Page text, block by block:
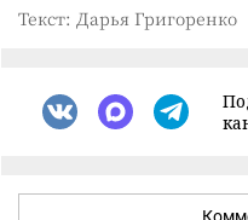
Текст: Дарья Григоренко